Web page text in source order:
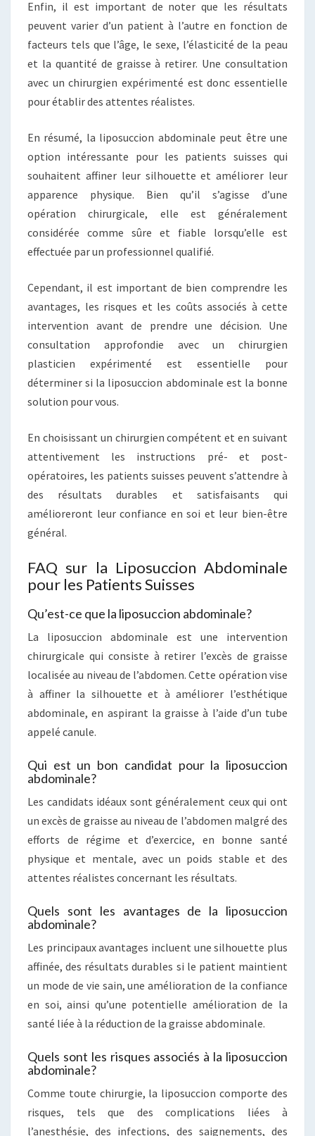
Enfin, il est important de noter que les résultats
peuvent varier d’un patient à l’autre en fonction de
facteurs tels que l’âge, le sexe, l’élasticité de la peau
et la quantité de graisse à retirer. Une consultation
avec un chirurgien expérimenté est donc essentielle
pour établir des attentes réalistes.
En résumé, la liposuccion abdominale peut être une
option intéressante pour les patients suisses qui
souhaitent affiner leur silhouette et améliorer leur
apparence physique. Bien qu’il s’agisse d’une
opération chirurgicale, elle est généralement
considérée comme sûre et fiable lorsqu’elle est
effectuée par un professionnel qualifié.
Cependant, il est important de bien comprendre les
avantages, les risques et les coûts associés à cette
intervention avant de prendre une décision. Une
consultation approfondie avec un chirurgien
plasticien expérimenté est essentielle pour
déterminer si la liposuccion abdominale est la bonne
solution pour vous.
En choisissant un chirurgien compétent et en suivant
attentivement les instructions pré- et post-
opératoires, les patients suisses peuvent s’attendre à
des résultats durables et satisfaisants qui
amélioreront leur confiance en soi et leur bien-être
général.
FAQ sur la Liposuccion Abdominale
pour les Patients Suisses
Qu’est-ce que la liposuccion abdominale?
La liposuccion abdominale est une intervention
chirurgicale qui consiste à retirer l’excès de graisse
localisée au niveau de l’abdomen. Cette opération vise
à affiner la silhouette et à améliorer l’esthétique
abdominale, en aspirant la graisse à l’aide d’un tube
appelé canule.
Qui est un bon candidat pour la liposuccion
abdominale?
Les candidats idéaux sont généralement ceux qui ont
un excès de graisse au niveau de l’abdomen malgré des
efforts de régime et d’exercice, en bonne santé
physique et mentale, avec un poids stable et des
attentes réalistes concernant les résultats.
Quels sont les avantages de la liposuccion
abdominale?
Les principaux avantages incluent une silhouette plus
affinée, des résultats durables si le patient maintient
un mode de vie sain, une amélioration de la confiance
en soi, ainsi qu’une potentielle amélioration de la
santé liée à la réduction de la graisse abdominale.
Quels sont les risques associés à la liposuccion
abdominale?
Comme toute chirurgie, la liposuccion comporte des
risques, tels que des complications liées à
l’anesthésie, des infections, des saignements, des